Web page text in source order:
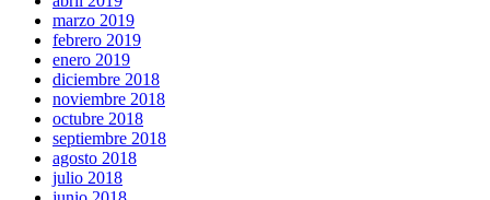
marzo 2019
febrero 2019
enero 2019
diciembre 2018
noviembre 2018
octubre 2018
septiembre 2018
agosto 2018
julio 2018